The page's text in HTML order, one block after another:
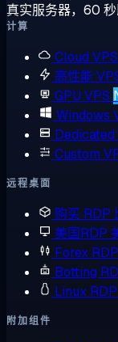
真实服务器，60 秒
计算
Cloud VPS
高性能
GPU VPS
Windows
Custom
远程桌面
购买 RDP
美国RDP
Forex RDP
Botting
Linux RDP
附加组件